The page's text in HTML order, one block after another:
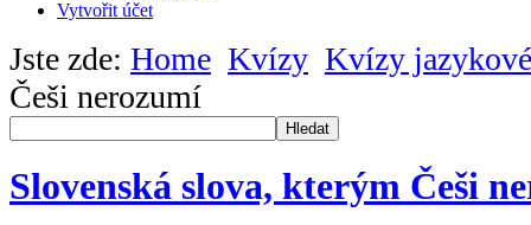
Vytvořit účet
Jste zde: Home Kvízy Kvízy jazykové
Češi nerozumí
Hledat
Slovenská slova, kterým Češi